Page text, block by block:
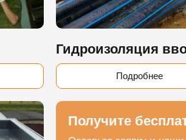
Гидроизоляция
Подробнее
Получите